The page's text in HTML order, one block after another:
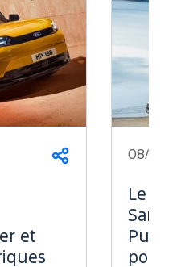
Partager
et
08/07/
Le
Sans
pour